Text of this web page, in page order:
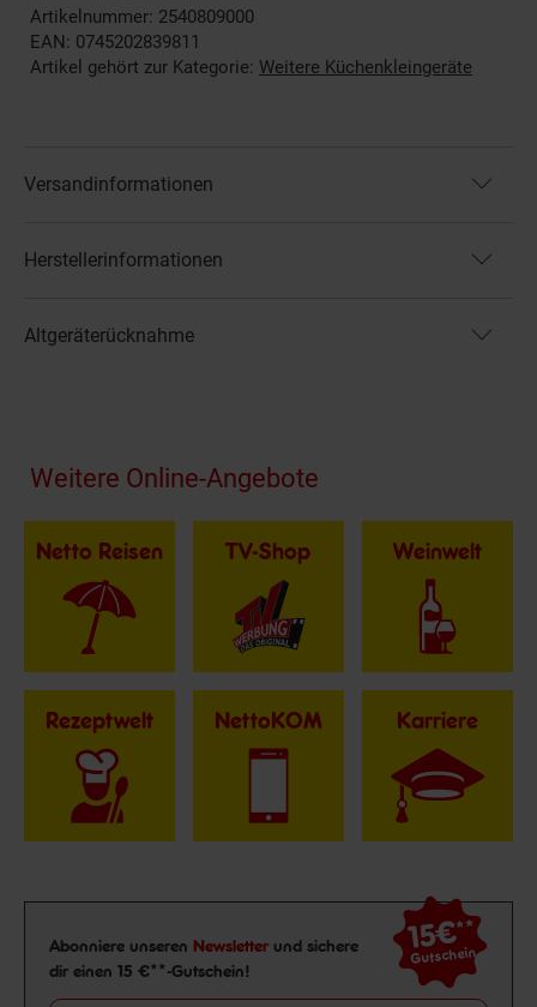
Artikelnummer: 2540809000
EAN: 0745202839811
Artikel gehört zur Kategorie: Weitere Küchenkleingeräte
Versandinformationen
Herstellerinformationen
Altgeräterücknahme
Fußzeile
Weitere Online-Angebote
Netto Reisen TV-Shop Weinwelt
Rezeptwelt NettoKOM Karriere
Newsletter Anmeldung
Abonniere unseren Newsletter und sichere
dir einen 15 €**-Gutschein!
15€**
Gutschein